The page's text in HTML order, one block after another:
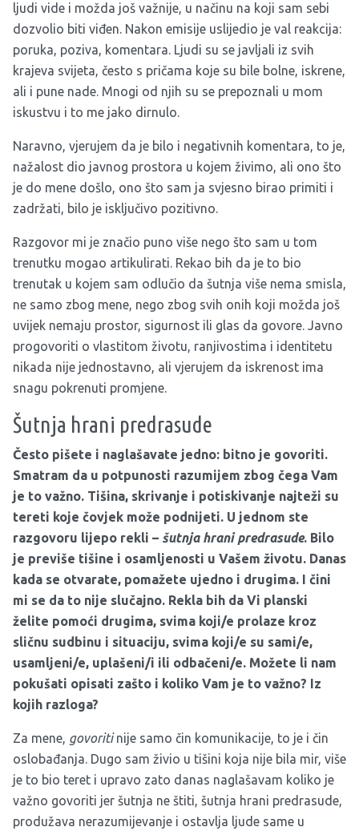
ljudi vide i možda još važnije, u načinu na koji sam sebi
dozvolio biti viđen. Nakon emisije uslijedio je val reakcija:
poruka, poziva, komentara. Ljudi su se javljali iz svih
krajeva svijeta, često s pričama koje su bile bolne, iskrene,
ali i pune nade. Mnogi od njih su se prepoznali u mom
iskustvu i to me jako dirnulo.
Naravno, vjerujem da je bilo i negativnih komentara, to je,
nažalost dio javnog prostora u kojem živimo, ali ono što
je do mene došlo, ono što sam ja svjesno birao primiti i
zadržati, bilo je isključivo pozitivno.
Razgovor mi je značio puno više nego što sam u tom
trenutku mogao artikulirati. Rekao bih da je to bio
trenutak u kojem sam odlučio da šutnja više nema smisla,
ne samo zbog mene, nego zbog svih onih koji možda još
uvijek nemaju prostor, sigurnost ili glas da govore. Javno
progovoriti o vlastitom životu, ranjivostima i identitetu
nikada nije jednostavno, ali vjerujem da iskrenost ima
snagu pokrenuti promjene.
Šutnja hrani predrasude
Često pišete i naglašavate jedno: bitno je govoriti.
Smatram da u potpunosti razumijem zbog čega Vam
je to važno. Tišina, skrivanje i potiskivanje najteži su
tereti koje čovjek može podnijeti. U jednom ste
razgovoru lijepo rekli – šutnja hrani predrasude. Bilo
je previše tišine i osamljenosti u Vašem životu. Danas
kada se otvarate, pomažete ujedno i drugima. I čini
mi se da to nije slučajno. Rekla bih da Vi planski
želite pomoći drugima, svima koji/e prolaze kroz
sličnu sudbinu i situaciju, svima koji/e su sami/e,
usamljeni/e, uplašeni/i ili odbačeni/e. Možete li nam
pokušati opisati zašto i koliko Vam je to važno? Iz
kojih razloga?
Za mene, govoritinije samo čin komunikacije, to je i čin
oslobađanja. Dugo sam živio u tišini koja nije bila mir, više
je to bio teret i upravo zato danas naglašavam koliko je
važno govoriti jer šutnja ne štiti, šutnja hrani predrasude,
produžava nerazumijevanje i ostavlja ljude same u